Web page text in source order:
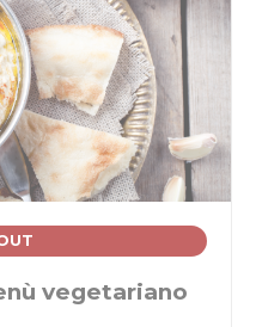
vegetariano